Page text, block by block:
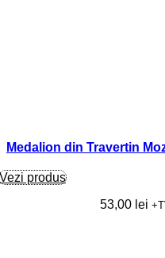
Medalion din Travertin
Vezi produs
53,00 lei